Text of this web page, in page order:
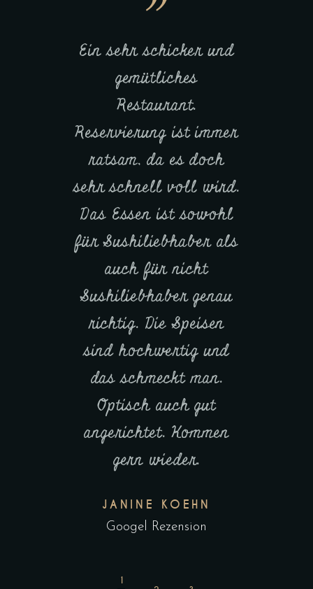
Ein sehr schicker und
gemütliches
Restaurant.
Reservierung ist immer
ratsam, da es doch
sehr schnell voll wird.
Das Essen ist sowohl
für Sushiliebhaber als
auch für nicht
Sushiliebhaber genau
richtig. Die Speisen
sind hochwertig und
das schmeckt man.
Optisch auch gut
angerichtet. Kommen
gern wieder.
JANINE KOEHN
Googel Rezension
Sehr schönes
mit hübscher mit
Inneneinrichtung.
netter,
Service. Super
sowohl fürs Auge
auch für den
Sind rundum
und vergeben